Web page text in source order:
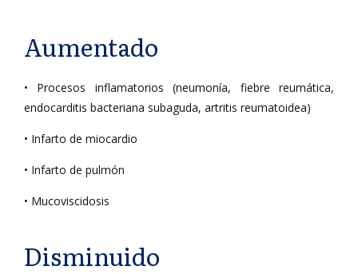
Aumentado
• Procesos inflamatorios (neumonía, fiebre reumática,
endocarditis bacteriana subaguda, artritis reumatoidea)
• Infarto de miocardio
• Infarto de pulmón
• Mucoviscidosis
Disminuido